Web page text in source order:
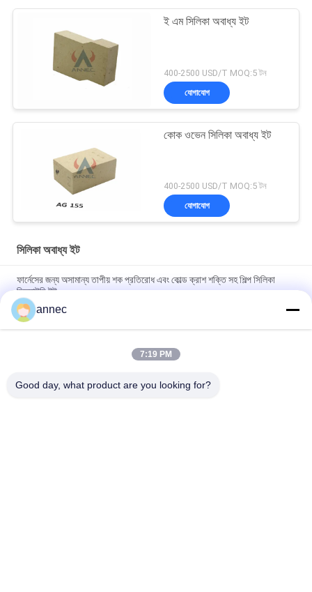
ই এম সিলিকা অবাধ্য ইট
400-2500 USD/T MOQ:5 টন
যোগাযোগ
কোক ওভেন সিলিকা অবাধ্য ইট
400-2500 USD/T MOQ:5 টন
যোগাযোগ
সিলিকা অবাধ্য ইট
ফার্নেসের জন্য অসামান্য তাপীয় শক প্রতিরোধ এবং কোল্ড ক্রাশ শক্তি সহ শিল্প সিলিকা
রিফ্র্যাক্টরি ইট
Customized Size and Heat Resistant Silica Fire Brick for High
Temperature Industrial Furnaces
Silica Fire Brick for High Temperature Industrial Furnaces in
annec
7:19 PM
Good day, what product are you looking for?